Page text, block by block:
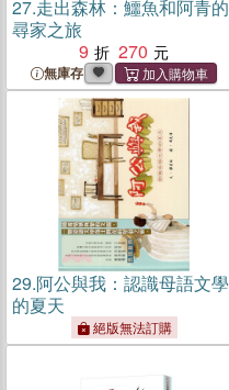
27.走出森林：鱷魚和阿青的
尋家之旅
9
270
無庫存
29.阿公與我：認識母語文學
的夏天
絕版無法訂購